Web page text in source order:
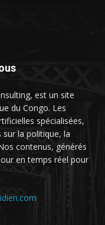
est un site
du Congo. Les
spécialisées,
la politique, la
contenus, générés
en temps réel pour